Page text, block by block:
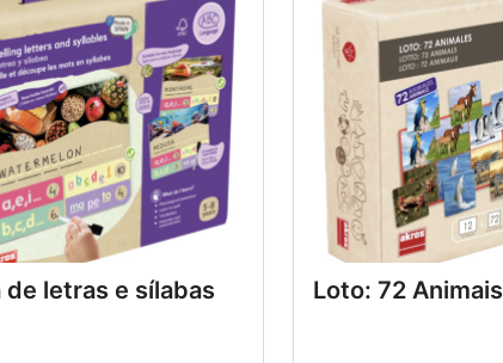
de letras e sílabas Loto: 72 Animais